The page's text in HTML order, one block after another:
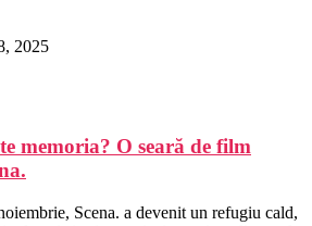
2025
memoria? O seară de film
Scena. a devenit un refugiu cald,